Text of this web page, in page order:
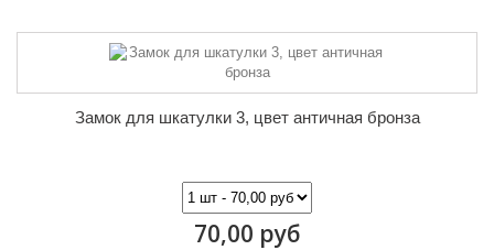
Замок для шкатулки 3, цвет античная бронза
70,00 руб